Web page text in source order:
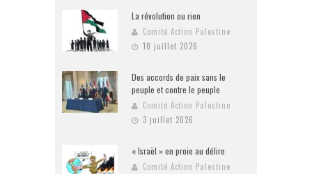
La révolution ou rien
Comité Action Palestine
10 juillet 2026
Des accords de paix sans le
peuple et contre le peuple
Comité Action Palestine
3 juillet 2026
« Israël » en proie au délire
Comité Action Palestine